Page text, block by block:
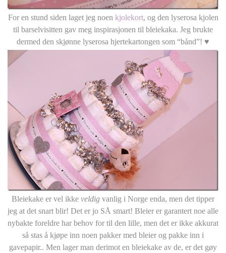
For en stund siden laget jeg noen kjolekort, og den lyserosa kjolen
til barselvisitten gav meg inspirasjonen til bleiekaka. Jeg brukte
dermed den skjønne lyserosa hjertekartongen som “bånd”! ♥
Bleiekake er vel ikke veldig vanlig i Norge enda, men det tipper
jeg at det snart blir! Det er jo SÅ smart! Bleier er garantert noe alle
nybakte foreldre har behov for til den lille, men det er ikke akkurat
så stas å kjøpe inn noen pakker med bleier og pakke inn i
gavepapir.. Men lager man derimot en bleiekake av de, er det gøy